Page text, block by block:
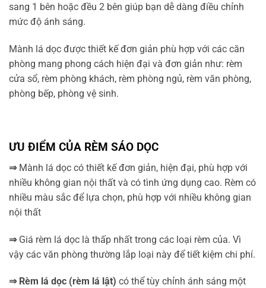
sang 1 bên hoặc đều 2 bên giúp bạn dễ dàng điều chỉnh
mức độ ánh sáng.
Mành lá dọc được thiết kế đơn giản phù hợp với các căn
phòng mang phong cách hiện đại và đơn giản như: rèm
cửa sổ, rèm phòng khách, rèm phòng ngủ, rèm văn phòng,
phòng bếp, phòng vệ sinh.
ƯU ĐIỂM CỦA RÈM SÁO DỌC
⇒Mành lá dọc có thiết kế đơn giản, hiện đại, phù hợp với
nhiều không gian nội thất và có tình ứng dụng cao. Rèm có
nhiều màu sắc để lựa chọn, phù hợp với nhiều không gian
nội thất
⇒ Giá rèm lá dọc là thấp nhất trong các loại rèm của. Vì
vậy các văn phòng thường lắp loại này để tiết kiệm chi phí.
⇒ Rèm lá dọc (rèm lá lật) có thể tùy chỉnh ánh sáng một